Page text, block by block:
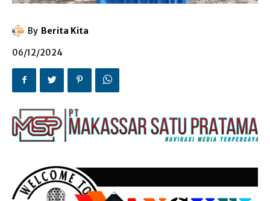
By Berita Kita
06/12/2024